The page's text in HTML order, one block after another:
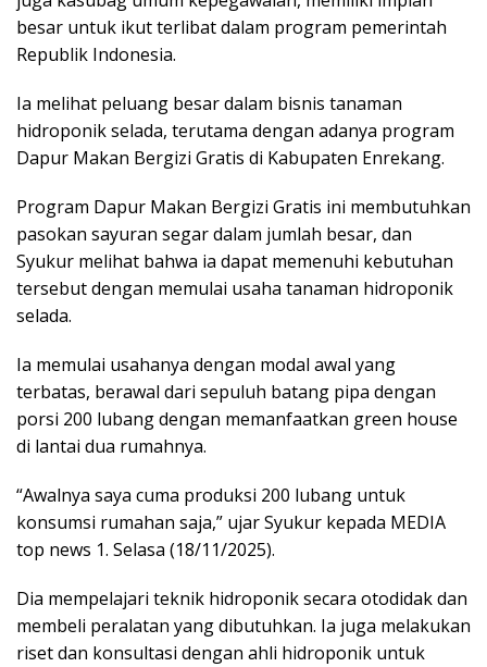
besar untuk ikut terlibat dalam program pemerintah
Republik Indonesia.
Ia melihat peluang besar dalam bisnis tanaman
hidroponik selada, terutama dengan adanya program
Dapur Makan Bergizi Gratis di Kabupaten Enrekang.
Program Dapur Makan Bergizi Gratis ini membutuhkan
pasokan sayuran segar dalam jumlah besar, dan
Syukur melihat bahwa ia dapat memenuhi kebutuhan
tersebut dengan memulai usaha tanaman hidroponik
selada.
Ia memulai usahanya dengan modal awal yang
terbatas, berawal dari sepuluh batang pipa dengan
porsi 200 lubang dengan memanfaatkan green house
di lantai dua rumahnya.
“Awalnya saya cuma produksi 200 lubang untuk
konsumsi rumahan saja,” ujar Syukur kepada MEDIA
top news 1. Selasa (18/11/2025).
Dia mempelajari teknik hidroponik secara otodidak dan
membeli peralatan yang dibutuhkan. Ia juga melakukan
riset dan konsultasi dengan ahli hidroponik untuk